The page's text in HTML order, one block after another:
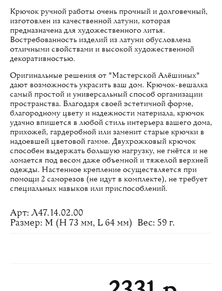
Крючок ручной работы очень прочный и долговечный,
изготовлен из качественной латуни, которая
предназначена для художественного литья.
Востребованность изделий из латуни обусловлена
отличными свойствами и высокой художественной
декоративностью.
Оригинальные решения от "Мастерской Алёшиных"
дают возможность украсить ваш дом. Крючок-вешалка
самый простой и универсальный способ организации
пространства. Благодаря своей эстетичной форме,
благородному цвету и надежности материала, крючок
удачно впишется в любой стиль интерьера вашего дома,
прихожей, гардеробной или заменит старые крючки в
надоевшей цветовой гамме. Двухрожковый крючок
способен выдержать большую нагрузку, не гнётся и не
ломается под весом даже объемной и тяжелой верхней
одежды. Настенное крепление осуществляется при
помощи 2 саморезов (не идут в комплекте), не требует
специальных навыков или приспособлений.
Арт: Л47.14.02.00
Размер: M (H 73 мм, L 64 мм) Вес: 59 г.